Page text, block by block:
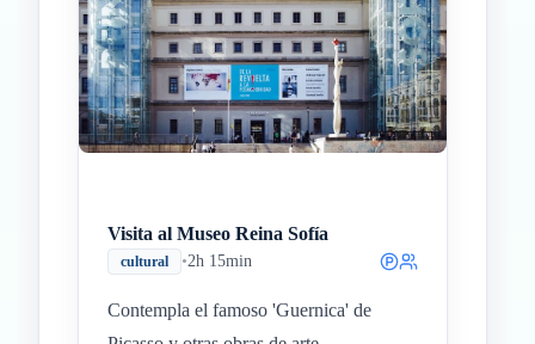
Visita al Museo Reina Sofía
cultural •2h 15min
Contempla el famoso 'Guernica' de